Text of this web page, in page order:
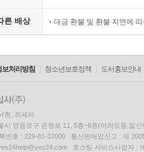
른 배상 대금 환불 및 환불 지연에
보처리방침 청소년보호정책 도서홍보안내
환, 최세라
시 영등포구 은행로 11, 5층~6층(여의도동,일신
번호 : 229-81-37000 통신판매업신고 : 제
호스팅 서비스사업자 :